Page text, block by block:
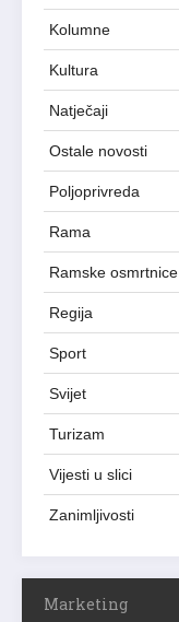
Kolumne
Kultura
Natječaji
Ostale novosti
Poljoprivreda
Rama
Ramske osmrtnice
Regija
Sport
Svijet
Turizam
Vijesti u slici
Zanimljivosti
Marketing